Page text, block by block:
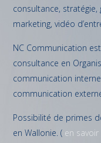
consultance, stratégie,
marketing, vidéo
NC Communication
consultance en
communication
communication
Possibilité de primes
en Wallonie. ( en savoir